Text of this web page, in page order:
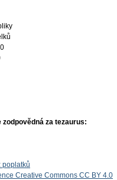
zodpovědná za tezaurus:
poplatků
Creative Commons CC BY 4.0